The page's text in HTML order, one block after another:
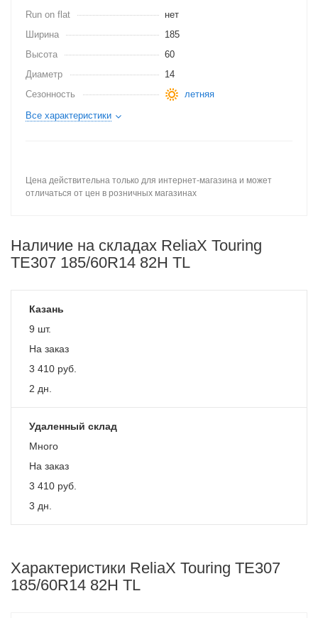
Run on flat
нет
Ширина
185
Высота
60
Диаметр
14
Сезонность
летняя
Все характеристики
Цена действительна только для интернет-магазина и может
отличаться от цен в розничных магазинах
Наличие на складах ReliaX Touring
TE307 185/60R14 82H TL
Казань
9 шт.
На заказ
3 410 руб.
2 дн.
Удаленный склад
Много
На заказ
3 410 руб.
3 дн.
Характеристики ReliaX Touring TE307
185/60R14 82H TL